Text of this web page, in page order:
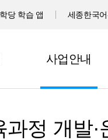
당 학습 앱 세종한국
사업안내
과정 개발·